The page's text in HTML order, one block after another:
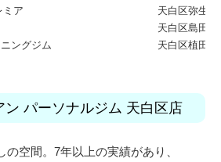
ミア
天白区弥生が
天白区島田2-
ングジム
天白区植田3-
ン パーソナルジム 天白区店
空間。7年以上の実績があり、